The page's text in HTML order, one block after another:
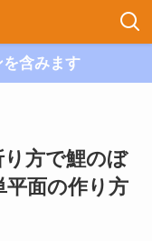
含みます
り方で鯉のぼ
平面の作り方